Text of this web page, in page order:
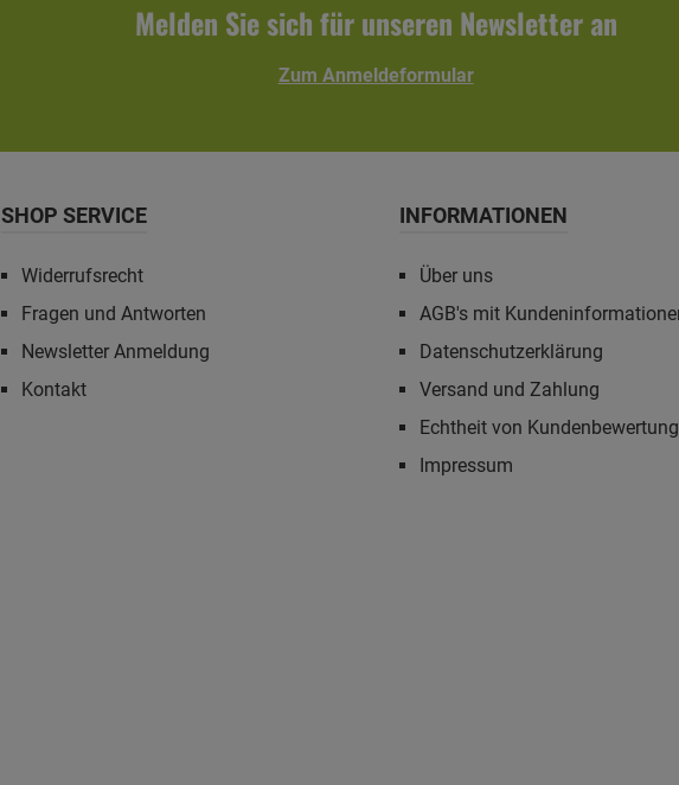
Melden Sie sich für unseren Newsletter an
Zum Anmeldeformular
SHOP SERVICE
Widerrufsrecht
Fragen und Antworten
Newsletter Anmeldung
Kontakt
INFORMATIONEN
Über uns
AGB's mit
Datenschutzerklärung
Versand und Zahlung
Echtheit von
Impressum